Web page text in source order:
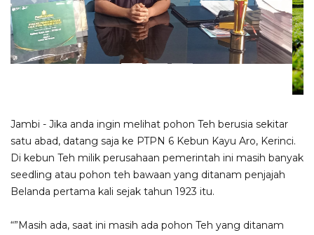
Previous Next
Jambi - Jika anda ingin melihat pohon Teh berusia sekitar
satu abad, datang saja ke PTPN 6 Kebun Kayu Aro, Kerinci.
Di kebun Teh milik perusahaan pemerintah ini masih banyak
seedling atau pohon teh bawaan yang ditanam penjajah
Belanda pertama kali sejak tahun 1923 itu.
“”Masih ada, saat ini masih ada pohon Teh yang ditanam